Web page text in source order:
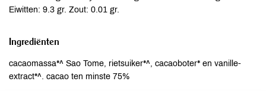
Eiwitten: 9.3 gr. Zout: 0.01 gr.
Ingrediënten
cacaomassa*^ Sao Tome, rietsuiker*^, cacaoboter* en vanille-
extract*^. cacao ten minste 75%